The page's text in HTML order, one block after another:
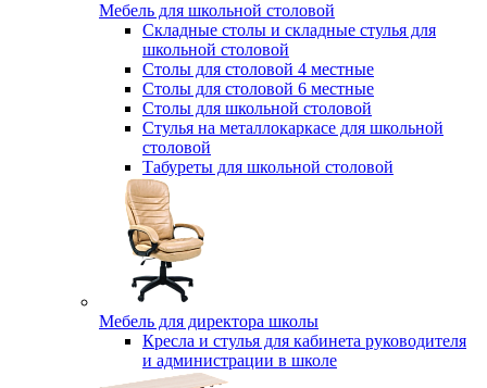
Мебель для школьной столовой
Складные столы и складные стулья для
школьной столовой
Столы для столовой 4 местные
Столы для столовой 6 местные
Столы для школьной столовой
Стулья на металлокаркасе для школьной
столовой
Табуреты для школьной столовой
Мебель для директора школы
Кресла и стулья для кабинета руководителя
и администрации в школе